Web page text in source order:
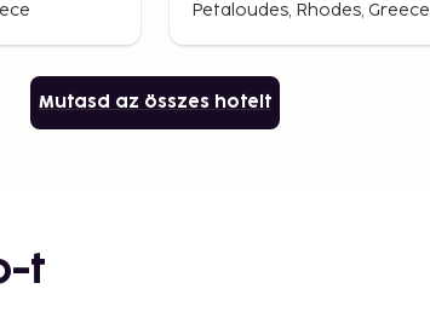
Petaloudes, Rhodes, Greece
Mutasd az összes hotelt
t